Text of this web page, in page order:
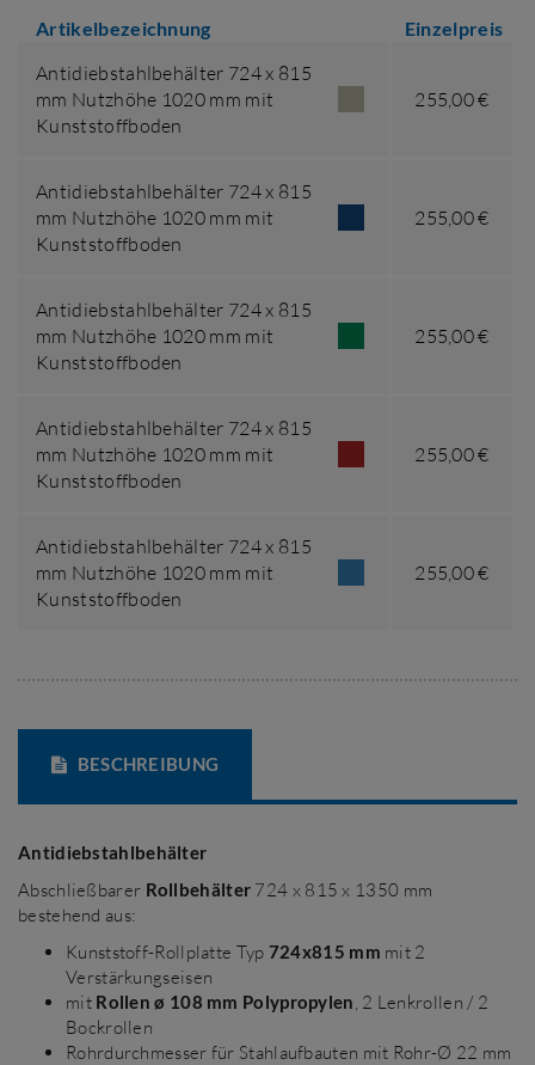
Artikelbezeichnung Einzelpreis
Antidiebstahlbehälter 724 x 815
mm Nutzhöhe 1020 mm mit
Kunststoffboden
255,00 €
Antidiebstahlbehälter 724 x 815
mm Nutzhöhe 1020 mm mit
Kunststoffboden
255,00 €
Antidiebstahlbehälter 724 x 815
mm Nutzhöhe 1020 mm mit
Kunststoffboden
255,00 €
Antidiebstahlbehälter 724 x 815
mm Nutzhöhe 1020 mm mit
Kunststoffboden
255,00 €
Antidiebstahlbehälter 724 x 815
mm Nutzhöhe 1020 mm mit
Kunststoffboden
255,00 €
BESCHREIBUNG
Antidiebstahlbehälter
Abschließbarer Rollbehälter 724 x 815 x 1350 mm
bestehend aus:
Kunststoff-Rollplatte Typ 724x815 mm mit 2
Verstärkungseisen
mit Rollen ø 108 mm Polypropylen, 2 Lenkrollen / 2
Bockrollen
Rohrdurchmesser für Stahlaufbauten mit Rohr-Ø 22 mm